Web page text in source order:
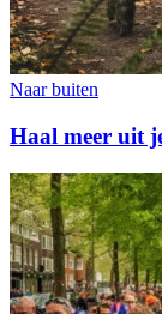
Naar buiten
Haal meer uit